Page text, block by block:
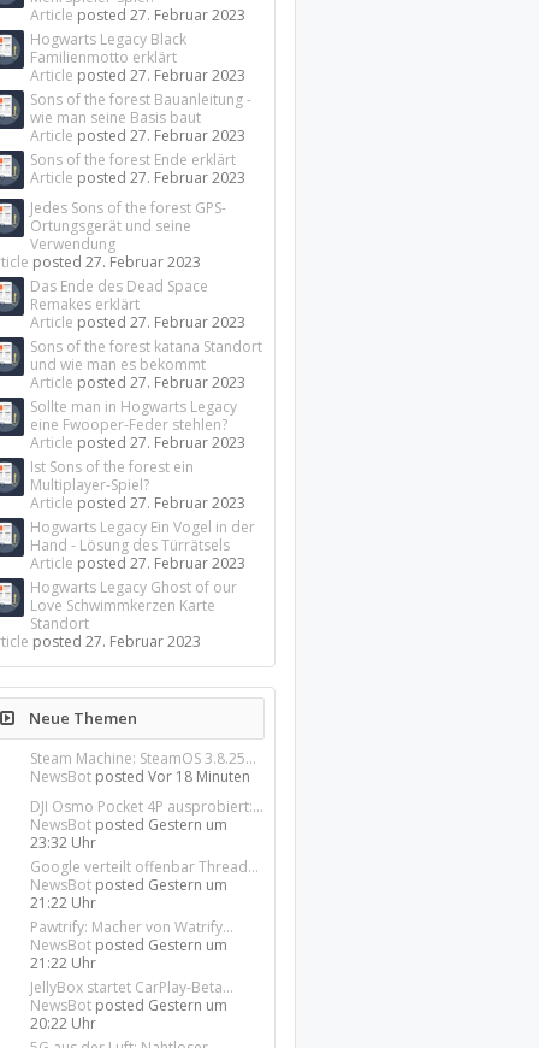
Article posted27. Februar 2023
Hogwarts Legacy Black
Familienmotto erklärt
Article posted27. Februar 2023
Sons of the forest Bauanleitung -
wie man seine Basis baut
Article posted27. Februar 2023
Sons of the forest Ende erklärt
Article posted27. Februar 2023
Jedes Sons of the forest GPS-
Ortungsgerät und seine
Verwendung
posted27. Februar 2023
Das Ende des Dead Space
Remakes erklärt
Article posted27. Februar 2023
Sons of the forest katana Standort
und wie man es bekommt
Article posted27. Februar 2023
Sollte man in Hogwarts Legacy
eine Fwooper-Feder stehlen?
Article posted27. Februar 2023
Ist Sons of the forest ein
Multiplayer-Spiel?
Article posted27. Februar 2023
Hogwarts Legacy Ein Vogel in der
Hand - Lösung des Türrätsels
Article posted27. Februar 2023
Hogwarts Legacy Ghost of our
Love Schwimmkerzen Karte
Standort
posted27. Februar 2023
Neue Themen
Steam Machine: SteamOS 3.8.25...
NewsBot postedVor 18 Minuten
DJI Osmo Pocket 4P ausprobiert:...
NewsBot posted Gestern um
23:32 Uhr
Google verteilt offenbar Thread...
NewsBot posted Gestern um
21:22 Uhr
Pawtrify: Macher von Watrify...
NewsBot posted Gestern um
21:22 Uhr
JellyBox startet CarPlay-Beta...
NewsBot posted Gestern um
20:22 Uhr